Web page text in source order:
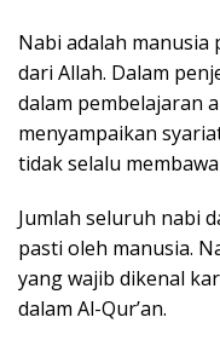
Nabi adalah manusia
dari Allah. Dalam
dalam pembelajaran
menyampaikan
tidak selalu
Jumlah seluruh nabi
pasti oleh manusia.
yang wajib dikenal
dalam Al-Qur’an.